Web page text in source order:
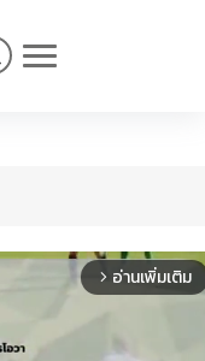
arrow_forward_ios อ่านเพิ่มเติม